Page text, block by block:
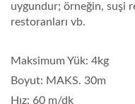
uygundur; örneğin, suşi
restoranları vb.
Maksimum Yük: 4kg
Boyut: MAKS. 30m
Hız: 60 m/dk